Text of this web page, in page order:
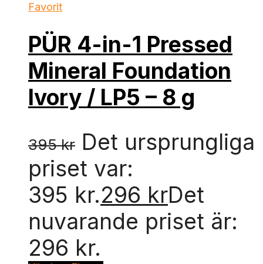
Favorit
PÜR 4-in-1 Pressed
Mineral Foundation
Ivory / LP5 – 8 g
395kr Det ursprungliga
priset var:
395 kr.296 krDet
nuvarande priset är:
296 kr.